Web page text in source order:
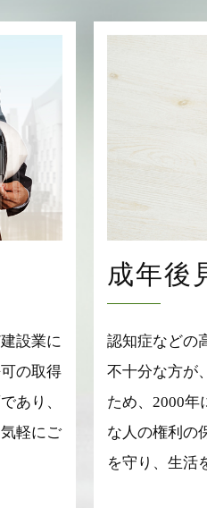
設業に
の取得
あり、
軽にご
成年後
認知症などの
不十分な方が
ため、2000年
な人の権利の
を守り、生活